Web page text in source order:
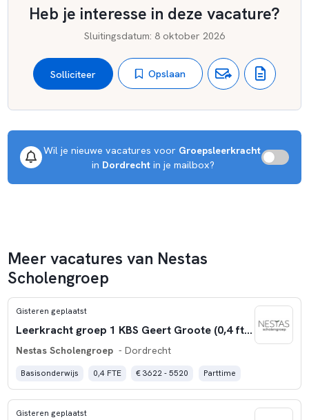
Heb je interesse in deze vacature?
Sluitingsdatum: 8 oktober 2026
Solliciteer Opslaan
Wil je nieuwe vacatures voor Groepsleerkracht
in Dordrecht in je mailbox?
Meer vacatures van Nestas
Scholengroep
Gisteren geplaatst
Leerkracht groep 1 KBS Geert Groote (0,4 fte)
Nestas Scholengroep - Dordrecht
Basisonderwijs 0,4 FTE € 3622 - 5520 Parttime
Gisteren geplaatst